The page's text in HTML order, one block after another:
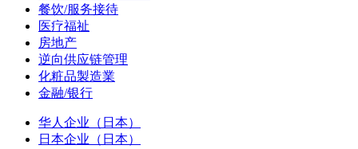
餐饮/服务接待
医疗福祉
房地产
逆向供应链管理
化粧品製造業
金融/银行
华人企业（日本）
日本企业（日本）